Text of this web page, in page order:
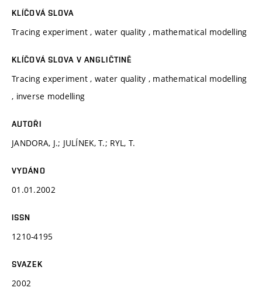
KLÍČOVÁ SLOVA
Tracing experiment , water quality , mathematical modelling
KLÍČOVÁ SLOVA V ANGLIČTINĚ
Tracing experiment , water quality , mathematical modelling
, inverse modelling
AUTOŘI
JANDORA, J.; JULÍNEK, T.; RYL, T.
VYDÁNO
01.01.2002
ISSN
1210-4195
SVAZEK
2002